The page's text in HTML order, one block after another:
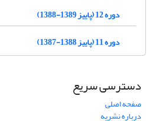
دوره 12 (پاییز 1389-1388)
دوره 11 (پاییز 1388-1387)
دسترسی سریع
صفحه اصلی
درباره نشریه